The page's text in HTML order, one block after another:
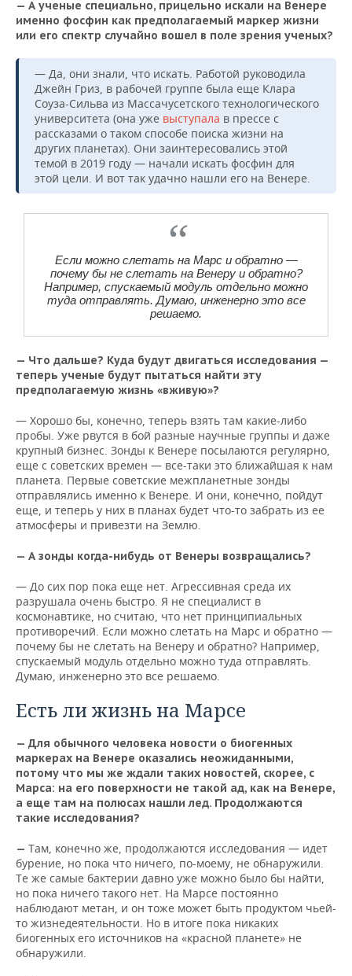
— А ученые специально, прицельно искали на Венере
именно фосфин как предполагаемый маркер жизни
или его спектр случайно вошел в поле зрения ученых?
— Да, они знали, что искать. Работой руководила
Джейн Гриз, в рабочей группе была еще Клара
Соуза-Сильва из Массачусетского технологического
университета (она уже выступала в прессе с
рассказами о таком способе поиска жизни на
других планетах). Они заинтересовались этой
темой в 2019 году — начали искать фосфин для
этой цели. И вот так удачно нашли его на Венере.
Если можно слетать на Марс и обратно —
почему бы не слетать на Венеру и обратно?
Например, спускаемый модуль отдельно можно
туда отправлять. Думаю, инженерно это все
решаемо.
— Что дальше? Куда будут двигаться исследования —
теперь ученые будут пытаться найти эту
предполагаемую жизнь «вживую»?
— Хорошо бы, конечно, теперь взять там какие-либо
пробы. Уже рвутся в бой разные научные группы и даже
крупный бизнес. Зонды к Венере посылаются регулярно,
еще с советских времен — все-таки это ближайшая к нам
планета. Первые советские межпланетные зонды
отправлялись именно к Венере. И они, конечно, пойдут
еще, и теперь у них в планах будет что-то забрать из ее
атмосферы и привезти на Землю.
— А зонды когда-нибудь от Венеры возвращались?
— До сих пор пока еще нет. Агрессивная среда их
разрушала очень быстро. Я не специалист в
космонавтике, но считаю, что нет принципиальных
противоречий. Если можно слетать на Марс и обратно —
почему бы не слетать на Венеру и обратно? Например,
спускаемый модуль отдельно можно туда отправлять.
Думаю, инженерно это все решаемо.
Есть ли жизнь на Марсе
— Для обычного человека новости о биогенных
маркерах на Венере оказались неожиданными,
потому что мы же ждали таких новостей, скорее, с
Марса: на его поверхности не такой ад, как на Венере,
а еще там на полюсах нашли лед. Продолжаются
такие исследования?
— Там, конечно же, продолжаются исследования — идет
бурение, но пока что ничего, по-моему, не обнаружили.
Те же самые бактерии давно уже можно было бы найти,
но пока ничего такого нет. На Марсе постоянно
наблюдают метан, и он тоже может быть продуктом чьей-
то жизнедеятельности. Но в итоге пока никаких
биогенных его источников на «красной планете» не
обнаружили.